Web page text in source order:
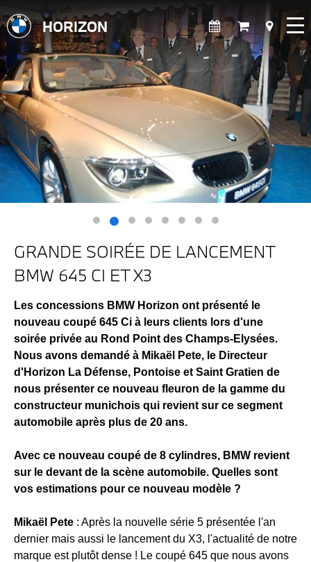
HORIZON
GRANDE SOIRÉE DE LANCEMENT
BMW 645 CI ET X3
Les concessions BMW Horizon ont présenté le
nouveau coupé 645 Ci à leurs clients lors d'une
soirée privée au Rond Point des Champs-Elysées.
Nous avons demandé à Mikaël Pete, le Directeur
d'Horizon La Défense, Pontoise et Saint Gratien de
nous présenter ce nouveau fleuron de la gamme du
constructeur munichois qui revient sur ce segment
automobile après plus de 20 ans.
Avec ce nouveau coupé de 8 cylindres, BMW revient
sur le devant de la scène automobile. Quelles sont
vos estimations pour ce nouveau modèle ?
Mikaël Pete : Après la nouvelle série 5 présentée l'an
dernier mais aussi le lancement du X3, l'actualité de notre
marque est plutôt dense ! Le coupé 645 que nous avons